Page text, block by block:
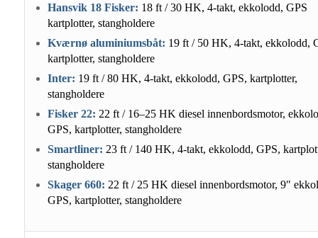
Hansvik 18 Fisker: 18 ft / 30 HK, 4-takt, ekkolodd, GPS
kartplotter, stangholdere
Kværnø aluminiumsbåt: 19 ft / 50 HK, 4-takt, ekkolodd,
kartplotter, stangholdere
Inter: 19 ft / 80 HK, 4-takt, ekkolodd, GPS, kartplotter,
stangholdere
Fisker 22: 22 ft / 16–25 HK diesel innenbordsmotor,
GPS, kartplotter, stangholdere
Smartliner: 23 ft / 140 HK, 4-takt, ekkolodd, GPS,
stangholdere
Skager 660: 22 ft / 25 HK diesel innenbordsmotor, 9″
GPS, kartplotter, stangholdere